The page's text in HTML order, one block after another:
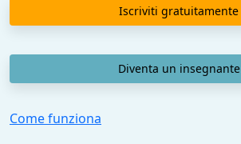
Iscriviti gratuitamente
Diventa un insegnante
Come funziona